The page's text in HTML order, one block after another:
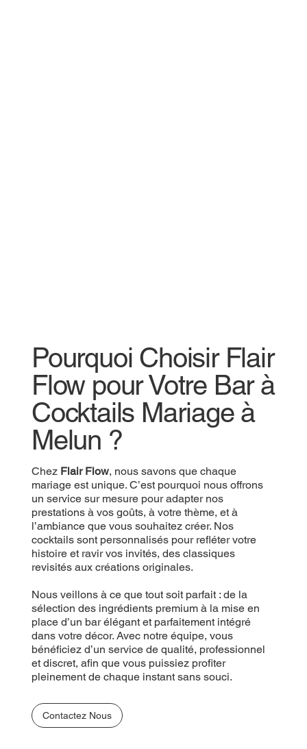
Pourquoi Choisir Flair
Flow pour Votre Bar à
Cocktails Mariage à
Melun ?
Chez Flair Flow, nous savons que chaque
mariage est unique. C’est pourquoi nous offrons
un service sur mesure pour adapter nos
prestations à vos goûts, à votre thème, et à
l’ambiance que vous souhaitez créer. Nos
cocktails sont personnalisés pour refléter votre
histoire et ravir vos invités, des classiques
revisités aux créations originales.
Nous veillons à ce que tout soit parfait : de la
sélection des ingrédients premium à la mise en
place d’un bar élégant et parfaitement intégré
dans votre décor. Avec notre équipe, vous
bénéficiez d’un service de qualité, professionnel
et discret, afin que vous puissiez profiter
pleinement de chaque instant sans souci.
Contactez Nous